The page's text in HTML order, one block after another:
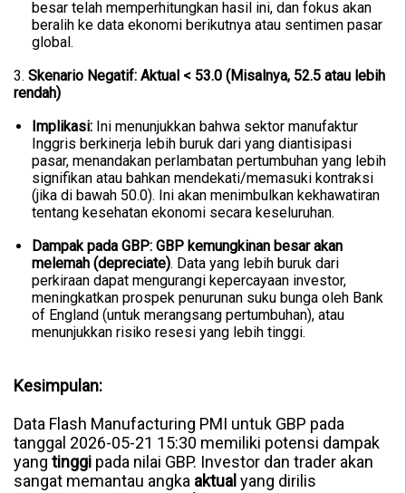
besar telah memperhitungkan hasil ini, dan fokus akan
beralih ke data ekonomi berikutnya atau sentimen pasar
global.
3. Skenario Negatif: Aktual < 53.0 (Misalnya, 52.5 atau lebih
rendah)
Implikasi: Ini menunjukkan bahwa sektor manufaktur
Inggris berkinerja lebih buruk dari yang diantisipasi
pasar, menandakan perlambatan pertumbuhan yang lebih
signifikan atau bahkan mendekati/memasuki kontraksi
(jika di bawah 50.0). Ini akan menimbulkan kekhawatiran
tentang kesehatan ekonomi secara keseluruhan.
Dampak pada GBP: GBP kemungkinan besar akan
melemah (depreciate). Data yang lebih buruk dari
perkiraan dapat mengurangi kepercayaan investor,
meningkatkan prospek penurunan suku bunga oleh Bank
of England (untuk merangsang pertumbuhan), atau
menunjukkan risiko resesi yang lebih tinggi.
Kesimpulan:
Data Flash Manufacturing PMI untuk GBP pada
tanggal 2026-05-21 15:30 memiliki potensi dampak
yang tinggi pada nilai GBP. Investor dan trader akan
sangat memantau angka aktualyang dirilis